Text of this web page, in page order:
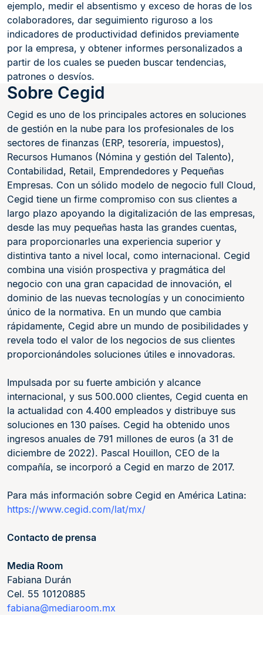
ejemplo, medir el absentismo y exceso de horas de los
colaboradores, dar seguimiento riguroso a los
indicadores de productividad definidos previamente
por la empresa, y obtener informes personalizados a
partir de los cuales se pueden buscar tendencias,
patrones o desvíos.
Sobre Cegid
Cegid es uno de los principales actores en soluciones
de gestión en la nube para los profesionales de los
sectores de finanzas (ERP, tesorería, impuestos),
Recursos Humanos (Nómina y gestión del Talento),
Contabilidad, Retail, Emprendedores y Pequeñas
Empresas. Con un sólido modelo de negocio full Cloud,
Cegid tiene un firme compromiso con sus clientes a
largo plazo apoyando la digitalización de las empresas,
desde las muy pequeñas hasta las grandes cuentas,
para proporcionarles una experiencia superior y
distintiva tanto a nivel local, como internacional. Cegid
combina una visión prospectiva y pragmática del
negocio con una gran capacidad de innovación, el
dominio de las nuevas tecnologías y un conocimiento
único de la normativa. En un mundo que cambia
rápidamente, Cegid abre un mundo de posibilidades y
revela todo el valor de los negocios de sus clientes
proporcionándoles soluciones útiles e innovadoras.
Impulsada por su fuerte ambición y alcance
internacional, y sus 500.000 clientes, Cegid cuenta en
la actualidad con 4.400 empleados y distribuye sus
soluciones en 130 países. Cegid ha obtenido unos
ingresos anuales de 791 millones de euros (a 31 de
diciembre de 2022). Pascal Houillon, CEO de la
compañía, se incorporó a Cegid en marzo de 2017.
Para más información sobre Cegid en América Latina:
https://www.cegid.com/lat/mx/
Contacto de prensa
Media Room
Fabiana Durán
Cel. 55 10120885
fabiana@mediaroom.mx